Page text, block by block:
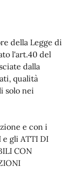
della Legge di
l'art.40 del
dalla
qualità
solo nei
e con i
gli ATTI DI
CON